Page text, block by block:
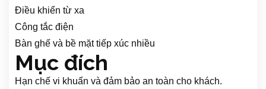
Điều khiển từ xa
Công tắc điện
Bàn ghế và bề mặt tiếp xúc nhiều
Mục đích
Hạn chế vi khuẩn và đảm bảo an toàn cho khách.